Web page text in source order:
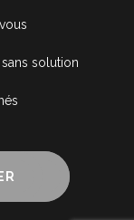
solution